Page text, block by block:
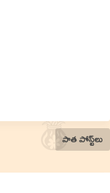
పాత పోస్ట్‌లు